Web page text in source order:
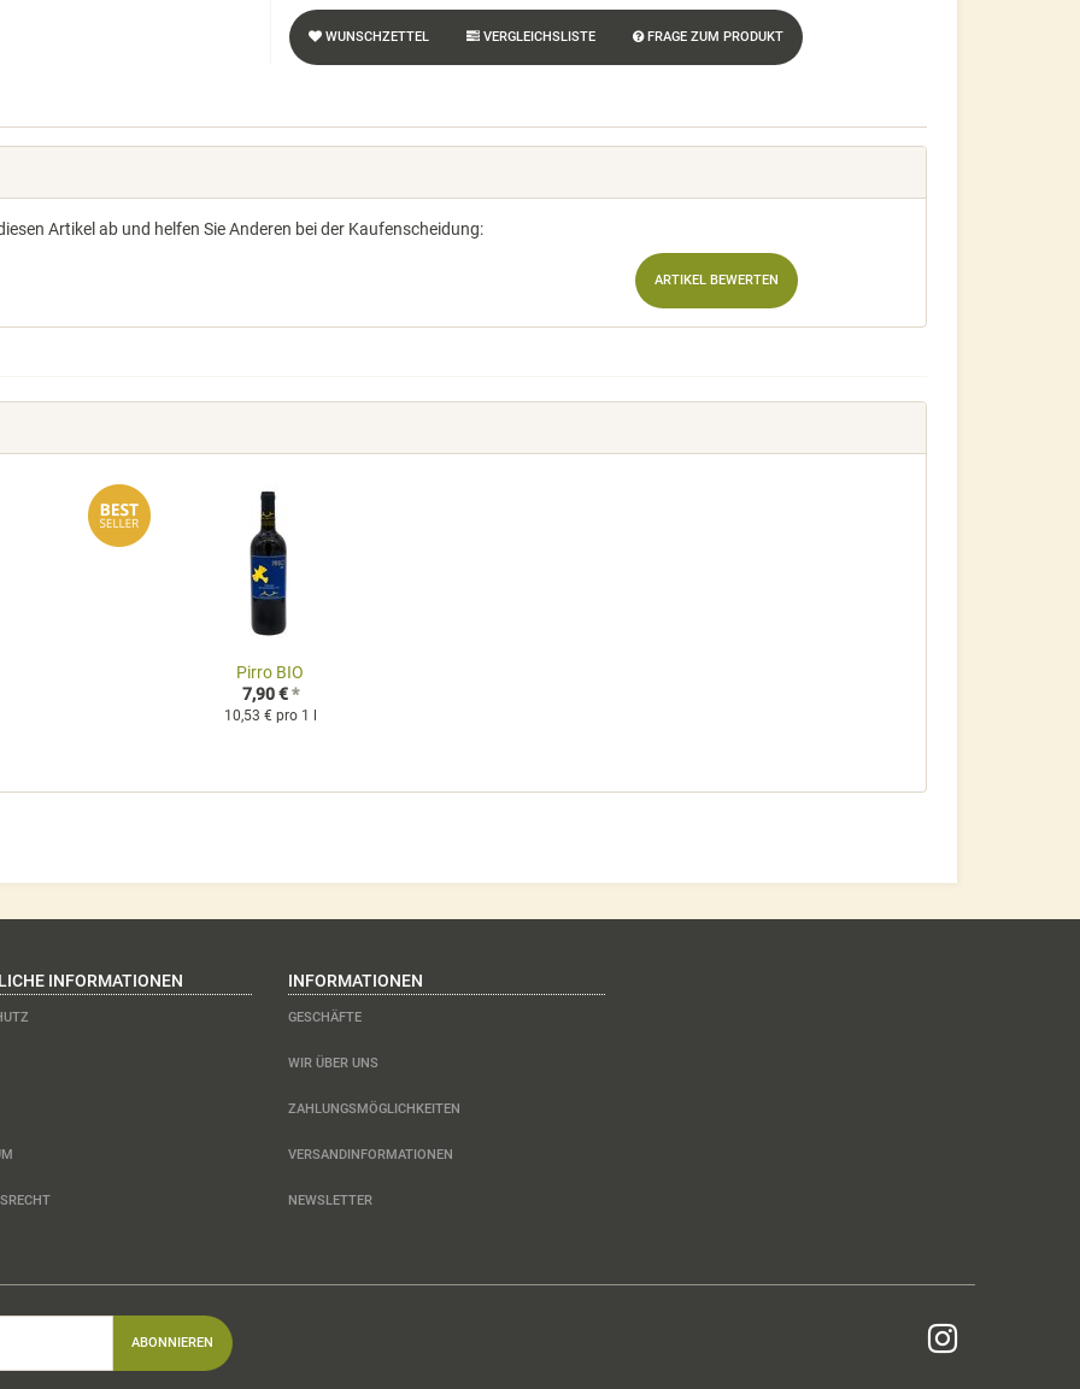
WUNSCHZETTEL VERGLEICHSLISTE FRAGE ZUM PRODUKT
Artikel ab und helfen Sie Anderen bei der Kaufenscheidung:
Pirro BIO
7,90 € *
10,53 € pro 1 l
INFORMATIONEN INFORMATIONEN
GESCHÄFTE
WIR ÜBER UNS
ZAHLUNGSMÖGLICHKEITEN
VERSANDINFORMATIONEN
NEWSLETTER
ABONNIEREN